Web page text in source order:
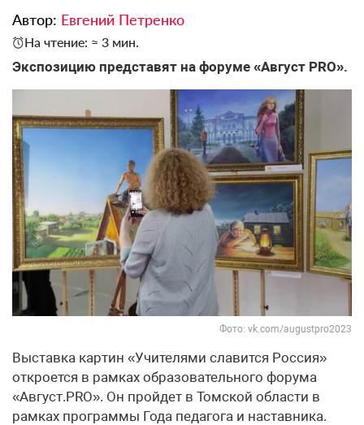
Автор: Евгений Петренко
На чтение: ≈ 3 мин.
Экспозицию представят на форуме «Август PRO».
Фото: vk.com/augustpro2023
Выставка картин «Учителями славится Россия»
откроется в рамках образовательного форума
«Август.PRO». Он пройдет в Томской области в
рамках программы Года педагога и наставника.